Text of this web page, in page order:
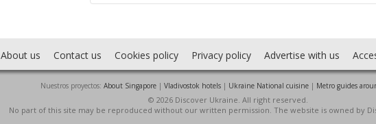
About us Contact us Cookies policy Privacy policy Advertise with us
Nuestros proyectos: About Singapore| Vladivostok hotels| Ukraine National cuisine| Metro guides
© 2026 Discover Ukraine. All right reserved.
No part of this site may be reproduced without our written permission. The website is owned by